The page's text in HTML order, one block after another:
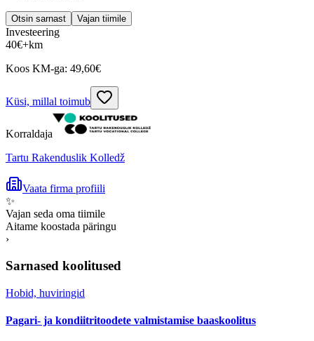
Otsin sarnast Vajan tiimile
Investeering
40€+km
Koos KM-ga: 49,60€
Küsi, millal toimub
Korraldaja
Tartu Rakenduslik Kolledž
Vaata firma profiili
✨
Vajan seda oma tiimile
Aitame koostada päringu
›
Sarnased koolitused
Hobid, huviringid
Pagari- ja kondiitritoodete valmistamise baaskoolitus